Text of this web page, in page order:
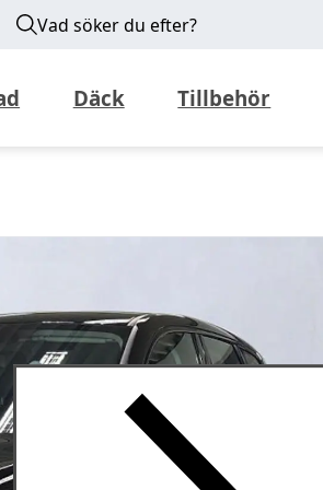
Vad söker du efter?
Däck Tillbehör